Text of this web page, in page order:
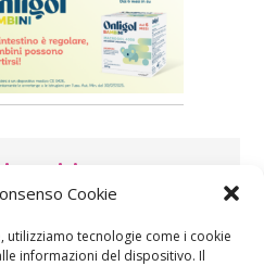
Cookie
utilizziamo tecnologie come i cookie
informazioni del dispositivo. Il
evidenza